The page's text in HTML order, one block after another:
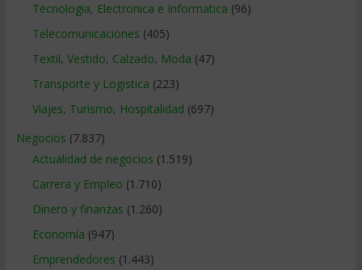
Tecnologia, Electronica e Informatica (96)
Telecomunicaciones (405)
Textil, Vestido, Calzado, Moda (47)
Transporte y Logistica (223)
Viajes, Turismo, Hospitalidad (697)
Negocios (7.837)
Actualidad de negocios (1.519)
Carrera y Empleo (1.710)
Dinero y finanzas (1.260)
Economía (947)
Emprendedores (1.443)